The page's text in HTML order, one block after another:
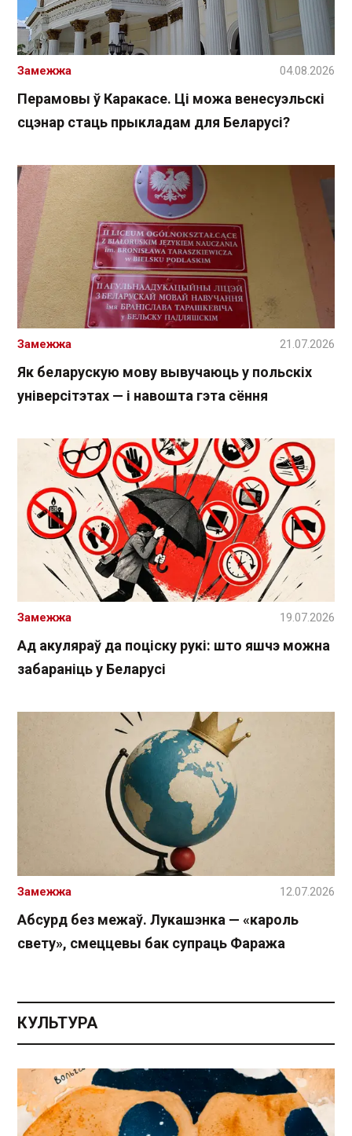
Перамовы ў Каракасе. Ці можа венесуэльскі
сцэнар стаць прыкладам для Беларусі?
Замежжа 04.08.2026
Як беларускую мову вывучаюць у польскіх
універсітэтах — і навошта гэта сёння
Замежжа 21.07.2026
Ад акуляраў да поціску рукі: што яшчэ можна
забараніць у Беларусі
Замежжа 19.07.2026
Абсурд без межаў. Лукашэнка — «кароль
свету», смеццевы бак супраць Фаража
Замежжа 12.07.2026
КУЛЬТУРА